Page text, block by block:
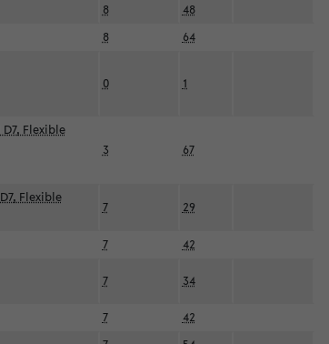
8
48
8 64
0 1
Flexible
3 67
Flexible
7 29
7 42
7 34
7
42